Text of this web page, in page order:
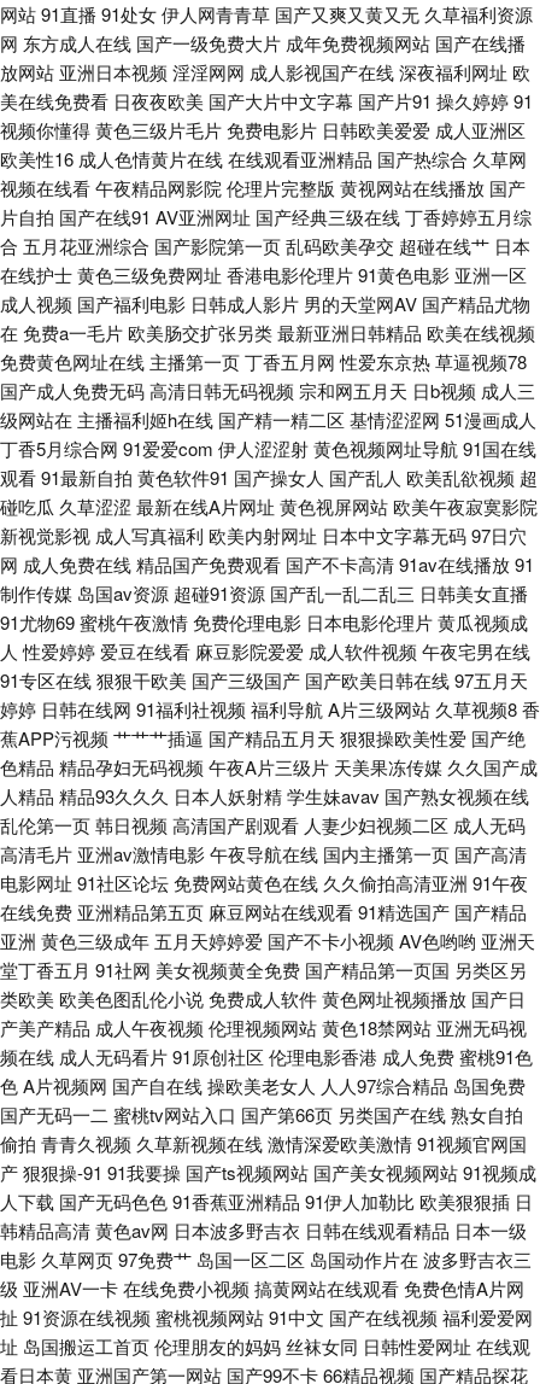
航 91蜜臀刺激网 激情综合网中国 三级四级毛片 91国产 av福利网址导航 国
产一区二区免费 91va在线视频 久草福利资源网 婷婷色色资源网 97超碰在线
伊人 国产美女喷水 欧美射精 亚洲三片 变态伪娘自慰 欧美伦理片 国产熟女肏
屄视频 日韩AV撸 91处女 东方成人AV 麻豆福利导航 91香蕉传媒 人妖狼人另
类 91精品视频入口 福利视频91 欧美抖阴 成人含羞草网站 人人爱人人肏屄
91午夜黄色影院 国产不卡无马 女人的天堂网av 五月花丁香网 91宅男在线视
频 国产激情综合一区 欧美风骚A片 大香蕉伊人AV 欧美日本另类 午夜激情按
摩 超碰97资源 久久精品日韩久久 天堂av2026 a导航福利天堂 国产丝袜熟女
91 足交丝袜在线视频 欧美亚日韩 99福利视频导航 韩国AV无码 欧美性精品
97国产绯色 国产人妖伪娘 欧美性爱五月网址 伊人青青草视频 影音先锋97干
国产亚洲V^ 日韩破解无码片 a日韩v 精品粉嫩久久懂色 日韩无码三级影片
91蜜臀在线观看 豆花视频无码 欧美成人草草影视 91新人视频 女同91 影音
先锋韩国美女 超碰在线网98 狼友在线视频91 婷婷五月花激情 97精品视频
国内激情 欧美下一篇28P 超碰注妇 欧洲一区无码 超碰免费人人妻 狼友电影
院 天天干网址 91在现免费网站 在线观看国产成年 成人无码影院 美女91视频
M 51私拍 久热久热 99免费视频 黑料网线路一二三 日本欧美色图 在线看污
网站视频 老湿机福利院 天天干天天爽 97超碰人人妻
网站91直播 91处女伊人网青青草 国产又爽又黄又无 久草福利资源
网 东方成人在线 国产一级免费大片 成年免费视频网站 国产在线播
放网站 亚洲日本视频 淫淫网网 成人影视国产在线深夜福利网址 欧
美在线免费看 日夜夜欧美 国产大片中文字幕 国产片91 操久婷婷91
视频你懂得黄色三级片毛片免费电影片 日韩欧美爱爱 成人亚洲区
欧美性16 成人色情黄片在线在线观看亚洲精品 国产热综合 久草网
视频在线看午夜精品网影院 伦理片完整版 黄视网站在线播放 国产
片自拍 国产在线91 AV亚洲网址 国产经典三级在线丁香婷婷五月综
合 五月花亚洲综合 国产影院第一页乱码欧美孕交 超碰在线艹 日本
在线护士黄色三级免费网址 香港电影伦理片91黄色电影 亚洲一区
成人视频 国产福利电影 日韩成人影片 男的天堂网AV 国产精品尤物
在 免费a一毛片 欧美肠交扩张另类最新亚洲日韩精品 欧美在线视频
免费黄色网址在线 主播第一页丁香五月网 性爱东京热草逼视频78
国产成人免费无码高清日韩无码视频 宗和网五月天 日b视频 成人三
级网站在 主播福利姬h在线 国产精一精二区 基情涩涩网 51漫画成人
丁香5月综合网 91爱爱com 伊人涩涩射黄色视频网址导航 91国在线
观看91最新自拍 黄色软件91 国产操女人 国产乱人 欧美乱欲视频 超
碰吃瓜 久草涩涩 最新在线A片网址 黄色视屏网站 欧美午夜寂寞影院
新视觉影视 成人写真福利 欧美内射网址 日本中文字幕无码97日穴
网 成人免费在线精品国产免费观看 国产不卡高清91av在线播放91
制作传媒 岛国av资源 超碰91资源 国产乱一乱二乱三 日韩美女直播
91尤物69蜜桃午夜激情免费伦理电影 日本电影伦理片黄瓜视频成
人 性爱婷婷 爱豆在线看 麻豆影院爱爱 成人软件视频 午夜宅男在线
91专区在线狠狠干欧美 国产三级国产 国产欧美日韩在线97五月天
婷婷 日韩在线网 91福利社视频 福利导航 A片三级网站 久草视频8香
蕉APP污视频 艹艹艹插逼 国产精品五月天 狠狠操欧美性爱 国产绝
色精品 精品孕妇无码视频 午夜A片三级片 天美果冻传媒 久久国产成
人精品 精品93久久久 日本人妖射精学生妹avav 国产熟女视频在线
乱伦第一页韩日视频 高清国产剧观看 人妻少妇视频二区 成人无码
高清毛片 亚洲av激情电影午夜导航在线 国内主播第一页 国产高清
电影网址 91社区论坛免费网站黄色在线 久久偷拍高清亚洲 91午夜
在线免费 亚洲精品第五页 麻豆网站在线观看91精选国产 国产精品
亚洲 黄色三级成年 五月天婷婷爱 国产不卡小视频 AV色哟哟 亚洲天
堂丁香五月 91社网 美女视频黄全免费 国产精品第一页国 另类区另
类欧美 欧美色图乱伦小说免费成人软件黄色网址视频播放 国产日
产美产精品 成人午夜视频 伦理视频网站黄色18禁网站 亚洲无码视
频在线 成人无码看片91原创社区 伦理电影香港 成人免费蜜桃91色
色A片视频网 国产自在线操欧美老女人 人人97综合精品 岛国免费
国产无码一二 蜜桃tv网站入口 国产第66页 另类国产在线熟女自拍
偷拍 青青久视频 久草新视频在线激情深爱欧美激情91视频官网国
产狠狠操-91 91我要操 国产ts视频网站 国产美女视频网站91视频成
人下载 国产无码色色91香蕉亚洲精品 91伊人加勒比 欧美狠狠插 日
韩精品高清黄色av网 日本波多野吉衣 日韩在线观看精品 日本一级
电影 久草网页97免费艹 岛国一区二区 岛国动作片在 波多野吉衣三
级 亚洲AV一卡在线免费小视频 搞黄网站在线观看免费色情A片网
扯 91资源在线视频 蜜桃视频网站91中文 国产在线视频 福利爱爱网
址 岛国搬运工首页伦理朋友的妈妈丝袜女同 日韩性爱网址 在线观
看日本黄 亚洲国产第一网站 国产99不卡66精品视频 国产精品探花